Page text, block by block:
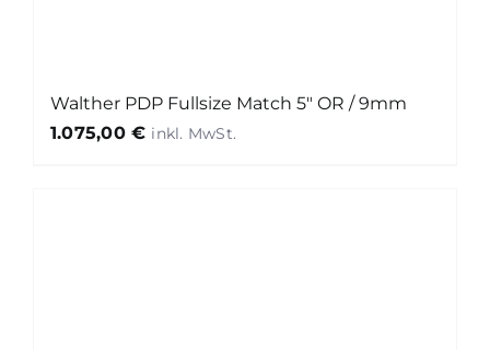
Walther PDP Fullsize Match 5″ OR / 9mm
1.075,00€